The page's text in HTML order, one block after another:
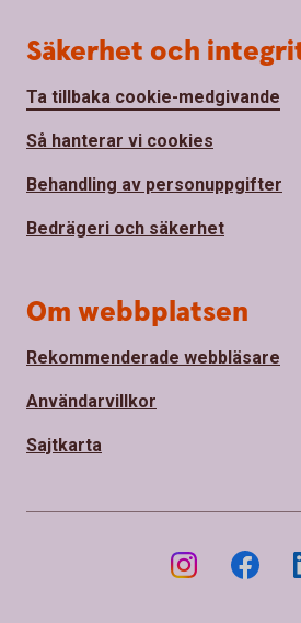
Säkerhet och
Ta tillbaka cookie-medgivande
Så hanterar vi cookies
Behandling av personuppgifter
Bedrägeri och säkerhet
Om webbplatsen
Rekommenderade webbläsare
Användarvillkor
Sajtkarta